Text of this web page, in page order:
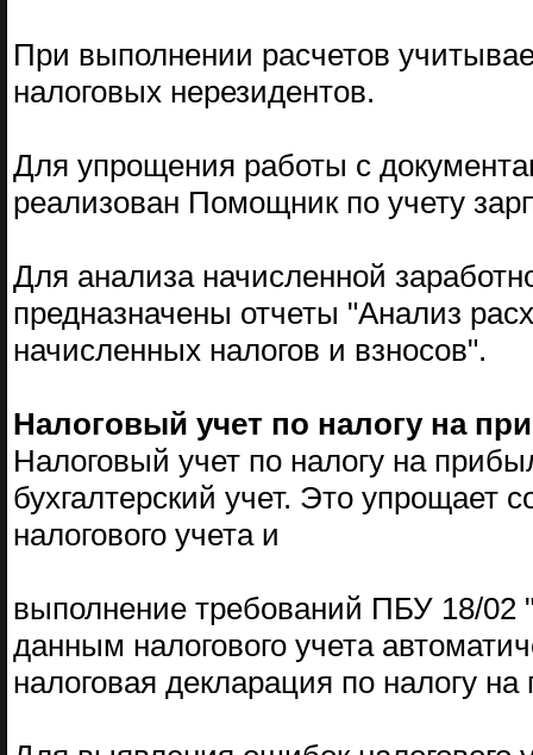
При выполнении расчетов
налоговых нерезидентов.
Для упрощения работы с
реализован Помощник по учету
Для анализа начисленной
предназначены отчеты "Анализ
начисленных налогов и взносов".
Налоговый учет по налогу на
Налоговый учет по налогу на
бухгалтерский учет. Это упрощает
налогового учета и
выполнение требований ПБУ 18/02
данным налогового учета
налоговая декларация по налогу